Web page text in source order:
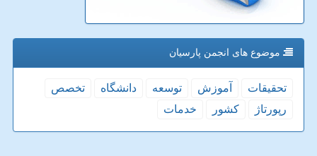
موضوع های انجمن پارسیان
تحقیقات آموزش توسعه دانشگاه
تخصص
رپورتاژ
كشور خدمات